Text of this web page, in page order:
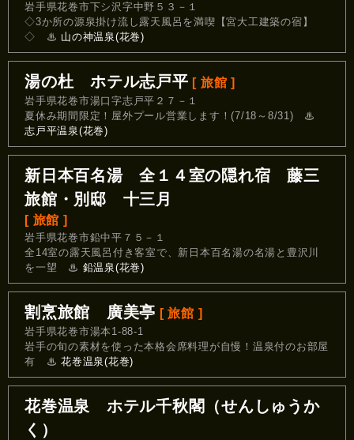
岩手県花巻市下シ沢字中野５３－１
◇3か所の源泉掛け流し露天風呂を満喫【宮大工建築の宿】
◇ ♨ 山の神温泉(花巻)
湯の杜 ホテル志戸平 [ 旅館 ]
岩手県花巻市湯口字志戸平２７－１
夏休み期間限定！屋外プール営業します！(7/18～8/31) ♨
志戸平温泉(花巻)
新日本百名湯 全１４室の隠れ宿 藤三
旅館・別邸 十三月
[ 旅館 ]
岩手県花巻市鉛中平７５－１
全14室の露天風呂付き客室で、新日本百名湯の名湯と豊沢川
を一望 ♨ 鉛温泉(花巻)
割烹旅館 廣美亭 [ 旅館 ]
岩手県花巻市湯本1-88-1
岩手の旬の素材を使った本格会席料理が自慢！温泉付のお部屋
有 ♨ 花巻温泉(花巻)
花巻温泉 ホテル千秋閣（せんしゅうか
く）